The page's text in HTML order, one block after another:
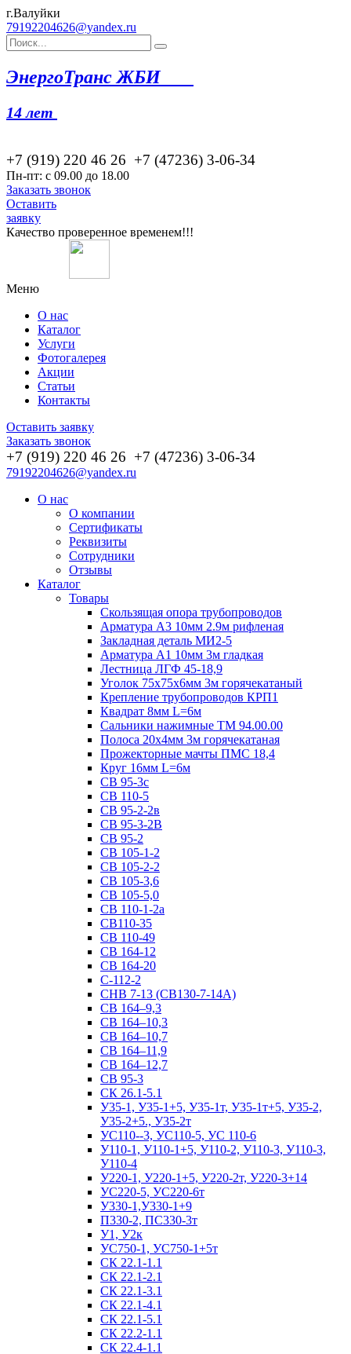
г.Валуйки
79192204626@yandex.ru
ЭнергоТранс ЖБИ
14 лет
+7 (919) 220 46 26 +7 (47236) 3-06-34
Пн-пт: с 09.00 до 18.00
Заказать звонок
Оставить
заявку
Качество проверенное временем!!!
Меню
О нас
Каталог
Услуги
Фотогалерея
Акции
Статьи
Контакты
Оставить заявку
Заказать звонок
+7 (919) 220 46 26 +7 (47236) 3-06-34
79192204626@yandex.ru
О нас
О компании
Сертификаты
Реквизиты
Сотрудники
Отзывы
Каталог
Товары
Скользящая опора трубопроводов
Арматура А3 10мм 2.9м рифленая
Закладная деталь МИ2-5
Арматура А1 10мм 3м гладкая
Лестница ЛГФ 45-18,9
Уголок 75х75х6мм 3м горячекатаный
Крепление трубопроводов КРП1
Квадрат 8мм L=6м
Сальники нажимные ТМ 94.00.00
Полоса 20х4мм 3м горячекатаная
Прожекторные мачты ПМС 18,4
Круг 16мм L=6м
СВ 95-3с
СВ 110-5
СВ 95-2-2в
СВ 95-3-2В
СВ 95-2
СВ 105-1-2
СВ 105-2-2
СВ 105-3,6
СВ 105-5,0
СВ 110-1-2а
СВ110-35
СВ 110-49
СВ 164-12
СВ 164-20
С-112-2
СНВ 7-13 (СВ130-7-14А)
СВ 164–9,3
СВ 164–10,3
СВ 164–10,7
СВ 164–11,9
СВ 164–12,7
СВ 95-3
СК 26.1-5.1
У35-1, У35-1+5, У35-1т, У35-1т+5, У35-2,
У35-2+5., У35-2т
УС110--3, УС110-5, УС 110-6
У110-1, У110-1+5, У110-2, У110-3, У110-3,
У110-4
У220-1, У220-1+5, У220-2т, У220-3+14
УС220-5, УС220-6т
У330-1,У330-1+9
П330-2, ПС330-3т
У1, У2к
УС750-1, УС750-1+5т
СК 22.1-1.1
СК 22.1-2.1
СК 22.1-3.1
СК 22.1-4.1
СК 22.1-5.1
СК 22.2-1.1
СК 22.4-1.1